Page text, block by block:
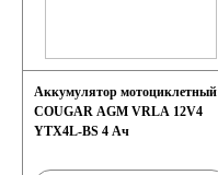
Аккумулятор мотоциклетный
COUGAR AGM VRLA 12V4
YTX4L-BS 4 Ач